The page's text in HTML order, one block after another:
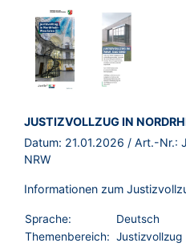
BROSCHÜRE:
JUSTIZVOLLZUG IN
Datum: 21.01.2026 / Art.-Nr.:
NRW
Informationen zum
Sprache:
Deutsch
Themenbereich: Justizvollzug